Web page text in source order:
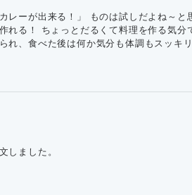
レーが出来る！」 ものは試しだよね～
れる！ ちょっとだるくて料理を作る気
れ、食べた後は何か気分も体調もスッキ
しました。